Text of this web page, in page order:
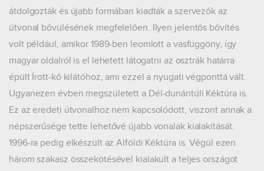
átdolgozták és újabb formában kiadták a szervezők az
útvonal bővülésének megfelelően. Ilyen jelentős bővítés
volt például, amikor 1989-ben leomlott a vasfüggöny, így
magyar oldalról is el lehetett látogatni az osztrák határra
épült Írott-kő kilátóhoz, ami ezzel a nyugati végponttá vált.
Ugyanezen évben megszületett a Dél-dunántúli Kéktúra is.
Ez az eredeti útvonalhoz nem kapcsolódott, viszont annak a
népszerűsége tette lehetővé újabb vonalak kialakítását.
1996-ra pedig elkészült az Alföldi Kéktúra is. Végül ezen
három szakasz összekötésével kialakult a teljes országot